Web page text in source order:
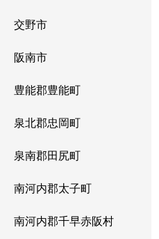
交野市
阪南市
豊能郡豊能町
泉北郡忠岡町
泉南郡田尻町
南河内郡太子町
南河内郡千早赤阪村